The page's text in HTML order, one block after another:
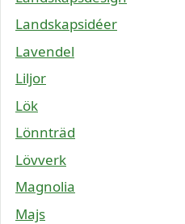
Landskapsidéer
Lavendel
Liljor
Lök
Lönnträd
Lövverk
Magnolia
Majs